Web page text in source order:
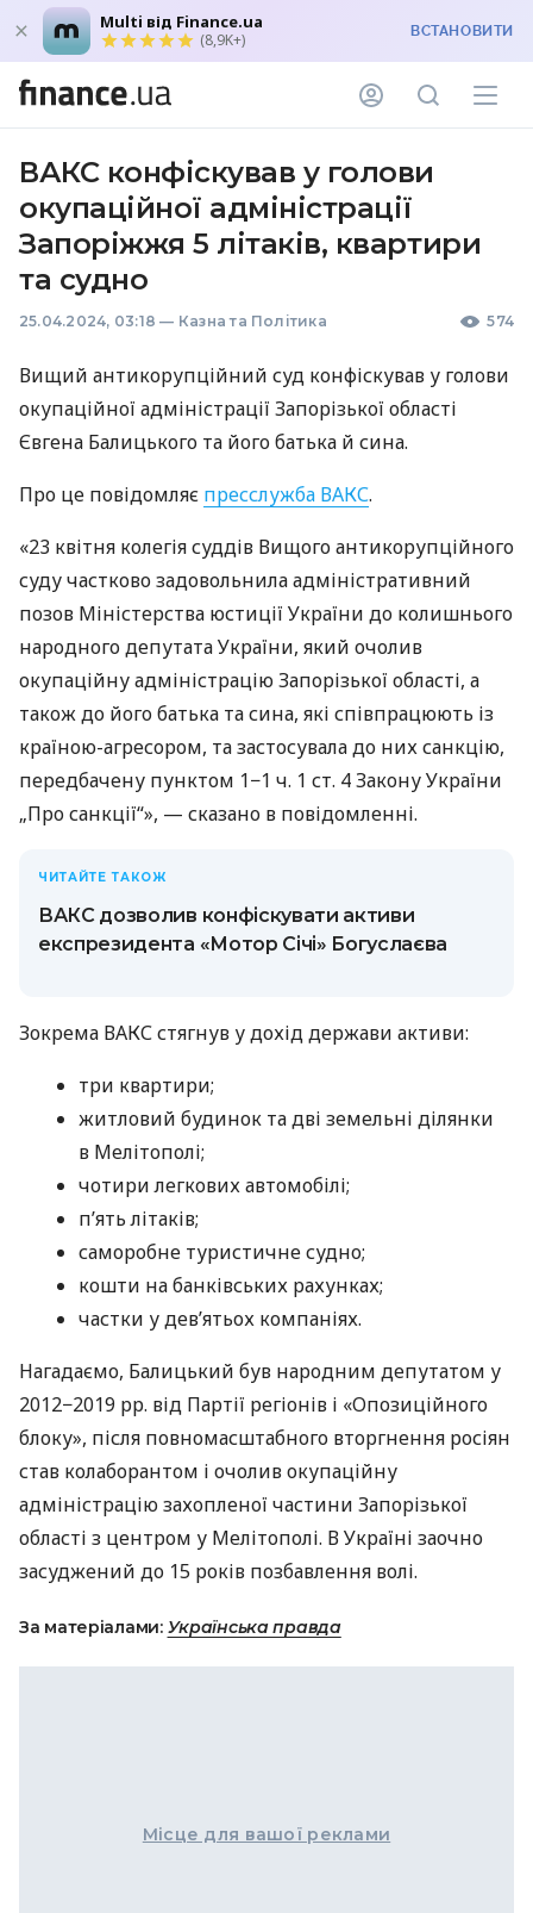
Multi від Finance.ua
(8,9K+) ВСТАНОВИТИ
ВАКС конфіскував у голови
окупаційної адміністрації
Запоріжжя 5 літаків, квартири
та судно
25.04.2024, 03:18 — Казна та Політика 574
Вищий антикорупційний суд конфіскував у голови
окупаційної адміністрації Запорізької області
Євгена Балицького та його батька й сина.
Про це повідомляє пресслужба ВАКС.
«23 квітня колегія суддів Вищого антикорупційного
суду частково задовольнила адміністративний
позов Міністерства юстиції України до колишнього
народного депутата України, який очолив
окупаційну адміністрацію Запорізької області, а
також до його батька та сина, які співпрацюють із
країною-агресором, та застосувала до них санкцію,
передбачену пунктом 1−1 ч. 1 ст. 4 Закону України
„Про санкції“», — сказано в повідомленні.
ЧИТАЙТЕ ТАКОЖ
ВАКС дозволив конфіскувати активи
експрезидента «Мотор Січі» Богуслаєва
Зокрема ВАКС стягнув у дохід держави активи:
три квартири;
житловий будинок та дві земельні ділянки
в Мелітополі;
чотири легкових автомобілі;
п’ять літаків;
саморобне туристичне судно;
кошти на банківських рахунках;
частки у дев’ятьох компаніях.
Нагадаємо, Балицький був народним депутатом у
2012−2019 рр. від Партії регіонів і «Опозиційного
блоку», після повномасштабного вторгнення росіян
став колаборантом і очолив окупаційну
адміністрацію захопленої частини Запорізької
області з центром у Мелітополі. В Україні заочно
засуджений до 15 років позбавлення волі.
За матеріалами: Українська правда
Місце для вашої реклами